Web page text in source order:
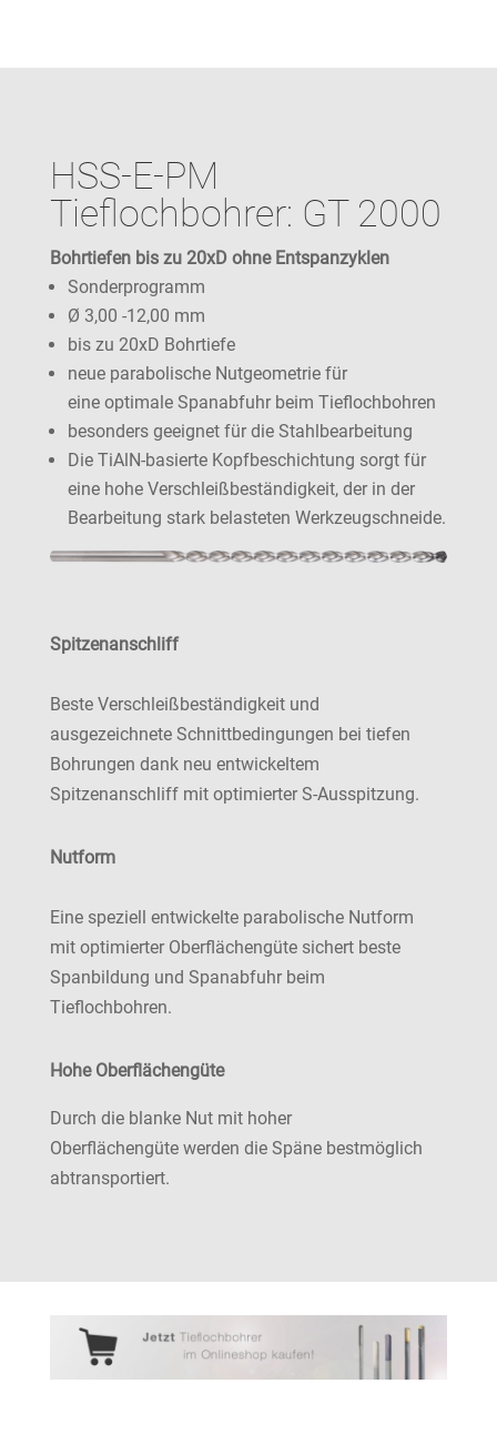
HSS-E-PM
Tieflochbohrer: GT 2000
Bohrtiefen bis zu 20xD ohne Entspanzyklen
Sonderprogramm
Ø 3,00 -12,00 mm
bis zu 20xD Bohrtiefe
neue parabolische Nutgeometrie für
eine optimale Spanabfuhr beim Tieflochbohren
besonders geeignet für die Stahlbearbeitung
Die TiAlN-basierte Kopfbeschichtung sorgt für
eine hohe Verschleißbeständigkeit, der in der
Bearbeitung stark belasteten Werkzeugschneide.
Spitzenanschliff
Beste Verschleißbeständigkeit und
ausgezeichnete Schnittbedingungen bei tiefen
Bohrungen dank neu entwickeltem
Spitzenanschliff mit optimierter S-Ausspitzung.
Nutform
Eine speziell entwickelte parabolische Nutform
mit optimierter Oberflächengüte sichert beste
Spanbildung und Spanabfuhr beim
Tieflochbohren.
Hohe Oberflächengüte
Durch die blanke Nut mit hoher
Oberflächengüte werden die Späne bestmöglich
abtransportiert.